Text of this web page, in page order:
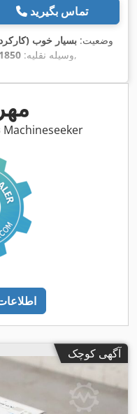
تماس بگیرید
وضعیت: بسیار خوب
وسیله نقلیه:,
نمایندگان فروش مورد تأیید Machineseeker
آگهی کوچک